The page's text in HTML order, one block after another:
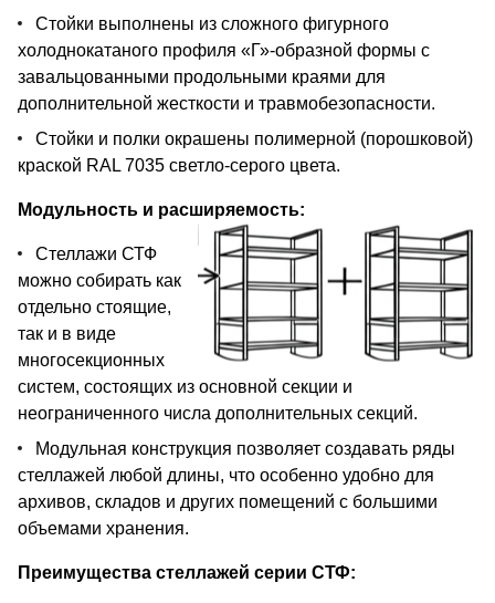
Стойки выполнены из сложного фигурного
холоднокатаного профиля «Г»-образной формы с
завальцованными продольными краями для
дополнительной жесткости и травмобезопасности.
Стойки и полки окрашены полимерной (порошковой)
краской RAL 7035 светло-серого цвета.
Модульность и расширяемость:
Стеллажи СТФ
можно собирать как
отдельно стоящие,
так и в виде
многосекционных
систем, состоящих из основной секции и
неограниченного числа дополнительных секций.
Модульная конструкция позволяет создавать ряды
стеллажей любой длины, что особенно удобно для
архивов, складов и других помещений с большими
объемами хранения.
Преимущества стеллажей серии СТФ: